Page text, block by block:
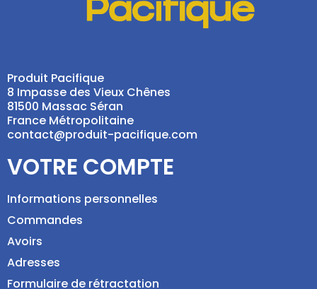
Produit Pacifique
8 Impasse des Vieux Chênes
81500 Massac Séran
France Métropolitaine
contact@produit-pacifique.com
VOTRE COMPTE
Informations personnelles
Commandes
Avoirs
Adresses
Formulaire de rétractation